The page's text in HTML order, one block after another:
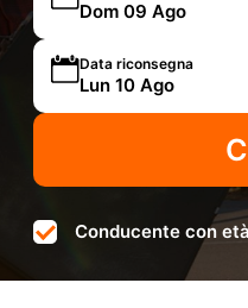
Data riconsegna
Conducente con